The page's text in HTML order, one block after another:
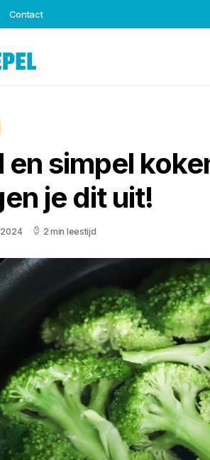
Contact
en simpel
je dit uit!
2024 2 min leestijd